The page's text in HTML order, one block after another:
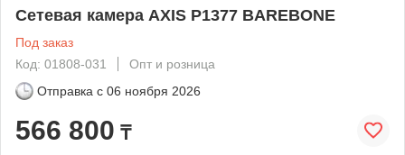
Сетевая камера AXIS P1377 BAREBONE
Под заказ
Код: 01808-031
Опт и розница
Отправка с 06 ноября 2026
566 800 ₸